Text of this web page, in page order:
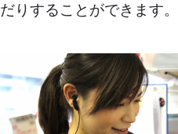
だりすることができます。